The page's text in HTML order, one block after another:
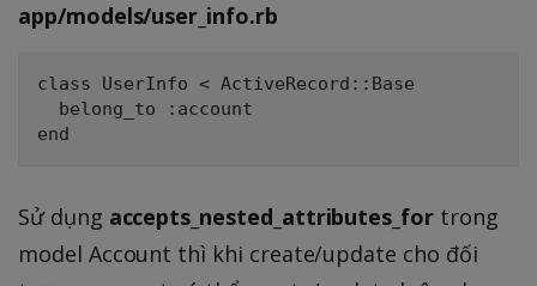
app/models/user_info.rb
class UserInfo < ActiveRecord::Base
  belong_to :account
Sử dụng accepts_nested_attributes_for trong
model Account thì khi create/update cho đối